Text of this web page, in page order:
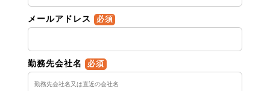
メールアドレス 必須
勤務先会社名 必須